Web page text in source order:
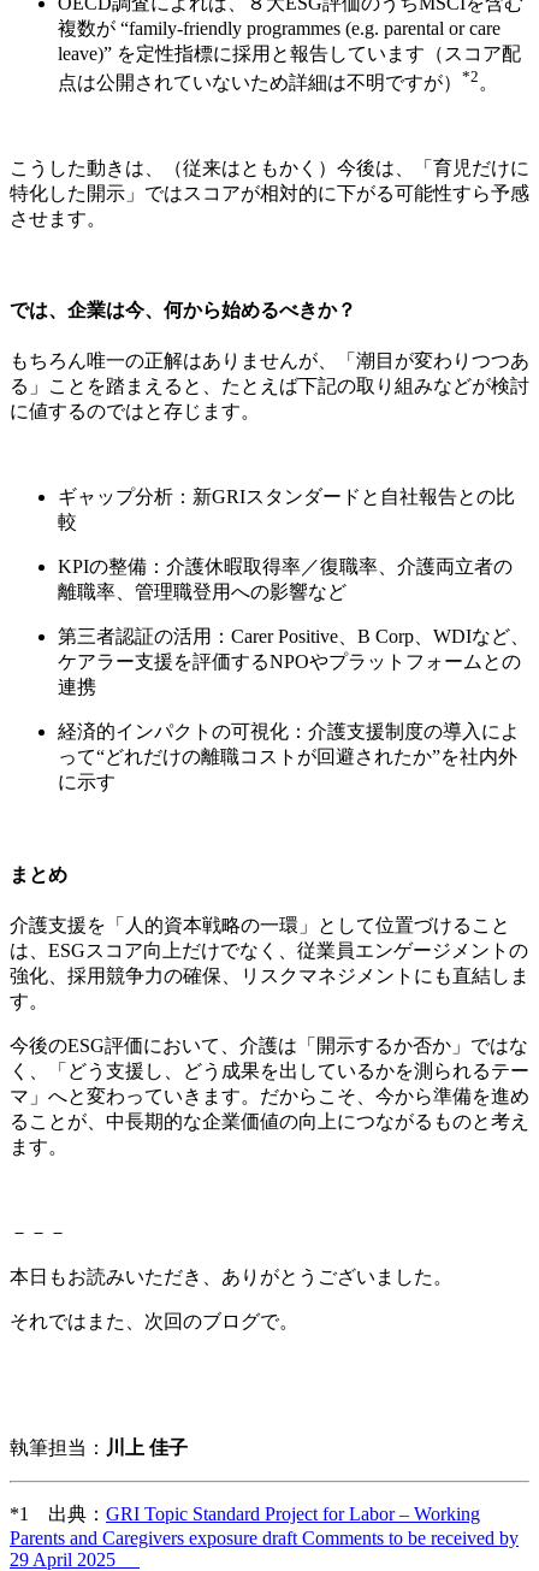
複数が “family-friendly programmes (e.g. parental or care
leave)” を定性指標に採用と報告しています（スコア配
点は公開されていないため詳細は不明ですが） *2 。
こうした動きは、（従来はともかく）今後は、「育児だけに
特化した開示」ではスコアが相対的に下がる可能性すら予感
させます。
では、企業は今、何から始めるべきか？
もちろん唯一の正解はありませんが、「潮目が変わりつつあ
る」ことを踏まえると、たとえば下記の取り組みなどが検討
に値するのではと存じます。
ギャップ分析：新GRIスタンダードと自社報告との比
較
KPIの整備：介護休暇取得率／復職率、介護両立者の
離職率、管理職登用への影響など
第三者認証の活用：Carer Positive、B Corp、WDIなど、
ケアラー支援を評価するNPOやプラットフォームとの
連携
経済的インパクトの可視化：介護支援制度の導入によ
って“どれだけの離職コストが回避されたか”を社内外
に示す
まとめ
介護支援を「人的資本戦略の一環」として位置づけること
は、ESGスコア向上だけでなく、従業員エンゲージメントの
強化、採用競争力の確保、リスクマネジメントにも直結しま
す。
今後のESG評価において、介護は「開示するか否か」ではな
く、「どう支援し、どう成果を出しているかを測られるテー
マ」へと変わっていきます。だからこそ、今から準備を進め
ることが、中長期的な企業価値の向上につながるものと考え
ます。
－－－
本日もお読みいただき、ありがとうございました。
それではまた、次回のブログで。
執筆担当： 川上 佳子
*1 出典： GRI Topic Standard Project for Labor – Working
Parents and Caregivers exposure draft Comments to be received by
29 April 2025